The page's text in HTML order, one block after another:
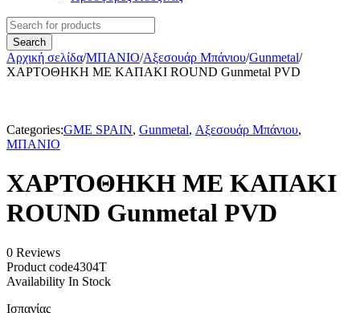
Αρχική σελίδα/ΜΠΑΝΙΟ/Αξεσουάρ Μπάνιου/Gunmetal/
ΧΑΡΤΟΘΗΚΗ ΜΕ ΚΑΠΑΚΙ ROUND Gunmetal PVD
Categories:GME SPAIN, Gunmetal, Αξεσουάρ Μπάνιου,
ΜΠΑΝΙΟ
ΧΑΡΤΟΘΗΚΗ ΜΕ ΚΑΠΑΚΙ
ROUND Gunmetal PVD
0 Reviews
Product code4304T
Availability In Stock
Ισπανίας